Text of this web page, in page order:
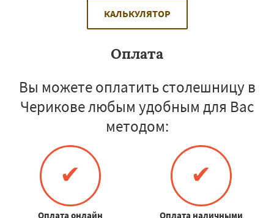
КАЛЬКУЛЯТОР
Оплата
Вы можете оплатить столешницу в
Черикове любым удобным для Вас
методом:
✔
Оплата онлайн
✔
Оплата наличными